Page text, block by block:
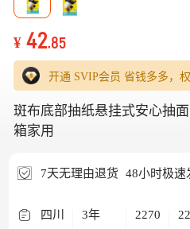
¥ 42.85
开通 SVIP会员 省钱多多，
斑布底部抽纸悬挂式安心抽
箱家用
7天无理由退货 48小时极速
四川
3年
2270